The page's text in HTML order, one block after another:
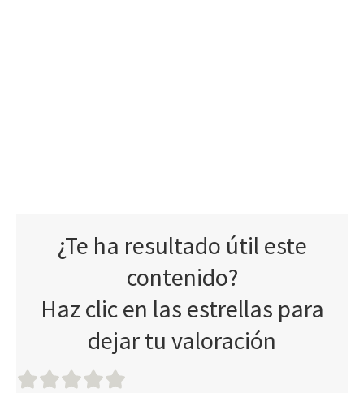
¿Te ha resultado útil este
contenido?
Haz clic en las estrellas para
dejar tu valoración